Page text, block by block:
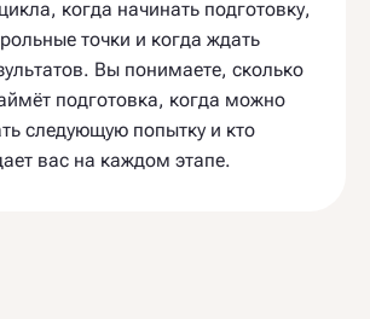
когда начинать подготовку,
точки и когда ждать
Вы понимаете, сколько
подготовка, когда можно
следующую попытку и кто
вас на каждом этапе.